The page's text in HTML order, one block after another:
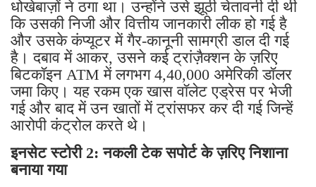
धोखेबाज़ों ने ठगा था। उन्होंने उसे झूठी चेतावनी दी थी
कि उसकी निजी और वित्तीय जानकारी लीक हो गई है
और उसके कंप्यूटर में गैर-कानूनी सामग्री डाल दी गई
है। दबाव में आकर, उसने कई ट्रांज़ैक्शन के ज़रिए
बिटकॉइन ATM में लगभग 4,40,000 अमेरिकी डॉलर
जमा किए। यह रकम एक खास वॉलेट एड्रेस पर भेजी
गई और बाद में उन खातों में ट्रांसफर कर दी गई जिन्हें
आरोपी कंट्रोल करते थे।
इनसेट स्टोरी 2: नकली टेक सपोर्ट के ज़रिए निशाना
बनाया गया